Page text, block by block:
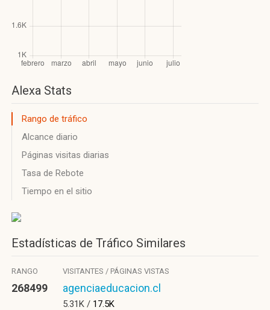
Alexa Stats
Rango de tráfico
Alcance diario
Páginas visitas diarias
Tasa de Rebote
Tiempo en el sitio
Estadísticas de Tráfico Similares
RANGO VISITANTES / PÁGINAS VISTAS
268499 agenciaeducacion.cl
5.31K / 17.5K